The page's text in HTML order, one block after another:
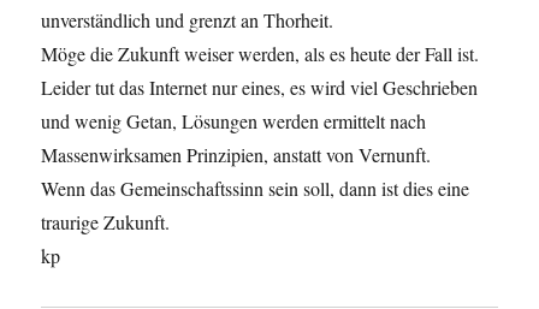
unverständlich und grenzt an Thorheit.
Möge die Zukunft weiser werden, als es heute der Fall ist.
Leider tut das Internet nur eines, es wird viel Geschrieben
und wenig Getan, Lösungen werden ermittelt nach
Massenwirksamen Prinzipien, anstatt von Vernunft.
Wenn das Gemeinschaftssinn sein soll, dann ist dies eine
traurige Zukunft.
kp